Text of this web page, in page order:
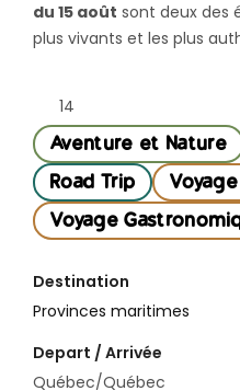
du 15 août sont deux des
plus vivants et les plus
14
Aventure et Nature
Road Trip
Voyage
Destination
Provinces maritimes
Depart / Arrivée
Québec/Québec